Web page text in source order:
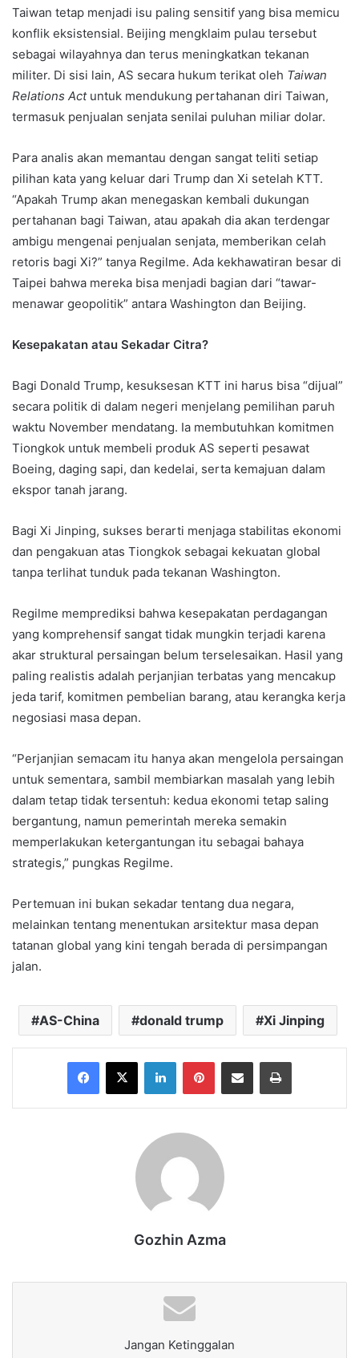
Taiwan tetap menjadi isu paling sensitif yang bisa memicu
konflik eksistensial. Beijing mengklaim pulau tersebut
sebagai wilayahnya dan terus meningkatkan tekanan
militer. Di sisi lain, AS secara hukum terikat oleh Taiwan
Relations Actuntuk mendukung pertahanan diri Taiwan,
termasuk penjualan senjata senilai puluhan miliar dolar.
Para analis akan memantau dengan sangat teliti setiap
pilihan kata yang keluar dari Trump dan Xi setelah KTT.
“Apakah Trump akan menegaskan kembali dukungan
pertahanan bagi Taiwan, atau apakah dia akan terdengar
ambigu mengenai penjualan senjata, memberikan celah
retoris bagi Xi?” tanya Regilme. Ada kekhawatiran besar di
Taipei bahwa mereka bisa menjadi bagian dari “tawar-
menawar geopolitik” antara Washington dan Beijing.
Kesepakatan atau Sekadar Citra?
Bagi Donald Trump, kesuksesan KTT ini harus bisa “dijual”
secara politik di dalam negeri menjelang pemilihan paruh
waktu November mendatang. Ia membutuhkan komitmen
Tiongkok untuk membeli produk AS seperti pesawat
Boeing, daging sapi, dan kedelai, serta kemajuan dalam
ekspor tanah jarang.
Bagi Xi Jinping, sukses berarti menjaga stabilitas ekonomi
dan pengakuan atas Tiongkok sebagai kekuatan global
tanpa terlihat tunduk pada tekanan Washington.
Regilme memprediksi bahwa kesepakatan perdagangan
yang komprehensif sangat tidak mungkin terjadi karena
akar struktural persaingan belum terselesaikan. Hasil yang
paling realistis adalah perjanjian terbatas yang mencakup
jeda tarif, komitmen pembelian barang, atau kerangka kerja
negosiasi masa depan.
“Perjanjian semacam itu hanya akan mengelola persaingan
untuk sementara, sambil membiarkan masalah yang lebih
dalam tetap tidak tersentuh: kedua ekonomi tetap saling
bergantung, namun pemerintah mereka semakin
memperlakukan ketergantungan itu sebagai bahaya
strategis,” pungkas Regilme.
Pertemuan ini bukan sekadar tentang dua negara,
melainkan tentang menentukan arsitektur masa depan
tatanan global yang kini tengah berada di persimpangan
jalan.
AS-China donald trump Xi Jinping
Facebook
X LinkedInPinterestShare via Email Print
Gozhin Azma
Jangan Ketinggalan